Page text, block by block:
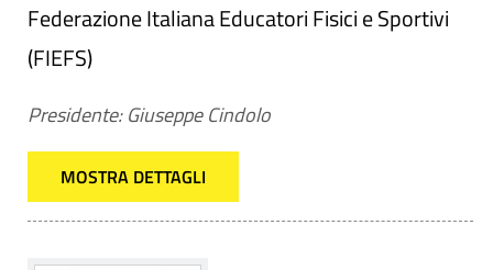
Federazione Italiana Educatori Fisici e Sportivi
(FIEFS)
Presidente: Giuseppe Cindolo
MOSTRA DETTAGLI